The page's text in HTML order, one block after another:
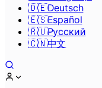
🇩🇪Deutsch
🇪🇸Español
🇷🇺Pусский
🇨🇳中文